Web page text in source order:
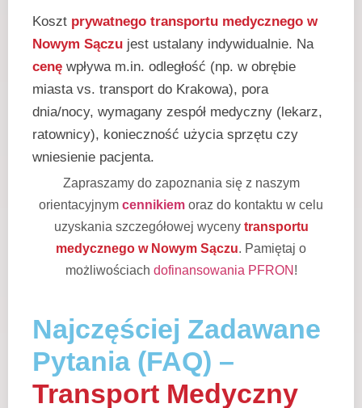
Koszt prywatnego transportu medycznego w
Nowym Sączu jest ustalany indywidualnie. Na
cenę wpływa m.in. odległość (np. w obrębie
miasta vs. transport do Krakowa), pora
dnia/nocy, wymagany zespół medyczny (lekarz,
ratownicy), konieczność użycia sprzętu czy
wniesienie pacjenta.
Zapraszamy do zapoznania się z naszym
orientacyjnym cennikiem oraz do kontaktu w celu
uzyskania szczegółowej wyceny transportu
medycznego w Nowym Sączu. Pamiętaj o
możliwościach dofinansowania PFRON !
Najczęściej Zadawane
Pytania (FAQ) –
Transport Medyczny